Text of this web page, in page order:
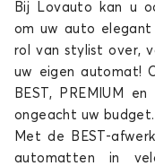
Bij Lovauto kan u
om uw auto elegant
rol van stylist over,
uw eigen automat!
BEST, PREMIUM
ongeacht uw budget.
Met de BEST-
automatten in